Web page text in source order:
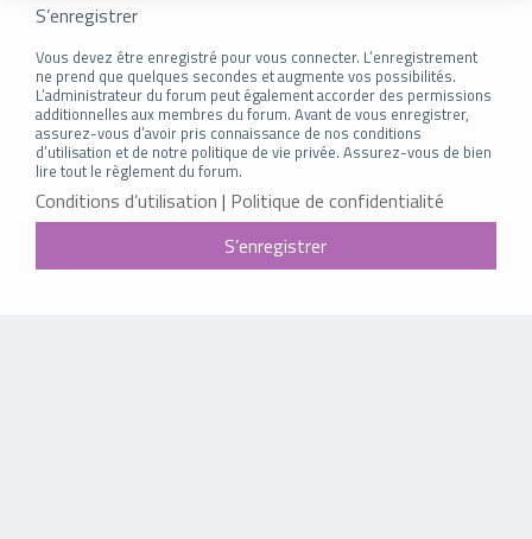
S’enregistrer
Vous devez être enregistré pour vous connecter. L’enregistrement
ne prend que quelques secondes et augmente vos possibilités.
L’administrateur du forum peut également accorder des permissions
additionnelles aux membres du forum. Avant de vous enregistrer,
assurez-vous d’avoir pris connaissance de nos conditions
d’utilisation et de notre politique de vie privée. Assurez-vous de bien
lire tout le règlement du forum.
Conditions d’utilisation | Politique de confidentialité
S’enregistrer